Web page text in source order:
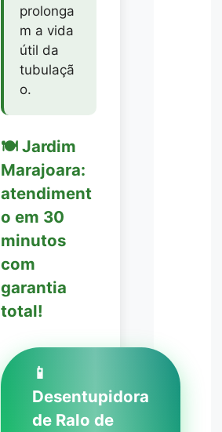
prolonga
m a vida
útil da
tubulaçã
o.
🍽️ Jardim
Marajoara:
atendiment
o em 30
minutos
com
garantia
total!
📱
Desentupidora
de Ralo de